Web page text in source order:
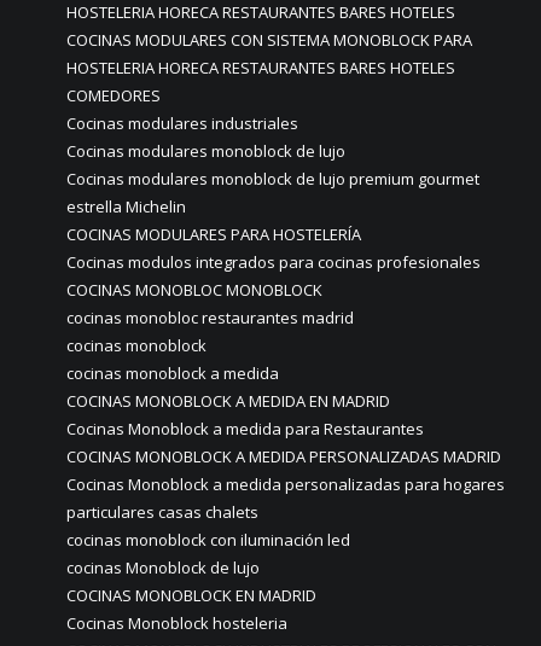
HOSTELERIA HORECA RESTAURANTES BARES HOTELES
COCINAS MODULARES CON SISTEMA MONOBLOCK PARA
HOSTELERIA HORECA RESTAURANTES BARES HOTELES
COMEDORES
Cocinas modulares industriales
Cocinas modulares monoblock de lujo
Cocinas modulares monoblock de lujo premium gourmet
estrella Michelin
COCINAS MODULARES PARA HOSTELERÍA
Cocinas modulos integrados para cocinas profesionales
COCINAS MONOBLOC MONOBLOCK
cocinas monobloc restaurantes madrid
cocinas monoblock
cocinas monoblock a medida
COCINAS MONOBLOCK A MEDIDA EN MADRID
Cocinas Monoblock a medida para Restaurantes
COCINAS MONOBLOCK A MEDIDA PERSONALIZADAS MADRID
Cocinas Monoblock a medida personalizadas para hogares
particulares casas chalets
cocinas monoblock con iluminación led
cocinas Monoblock de lujo
COCINAS MONOBLOCK EN MADRID
Cocinas Monoblock hosteleria